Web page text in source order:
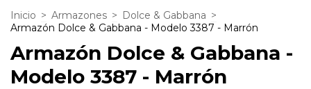
Inicio > Armazones > Dolce & Gabbana >
Armazón Dolce & Gabbana - Modelo 3387 - Marrón
Armazón Dolce & Gabbana -
Modelo 3387 - Marrón